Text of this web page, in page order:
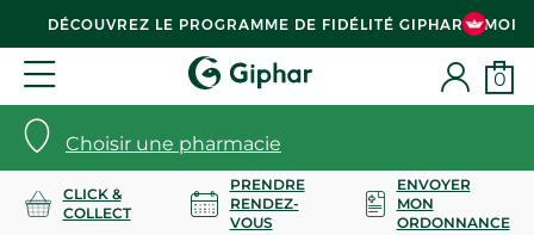
DÉCOUVREZ LE PROGRAMME DE FIDÉLITÉ GIPHAR & MOI
Choisir une pharmacie
0
CLICK &
COLLECT
PRENDRE
RENDEZ-
VOUS
ENVOYER
MON
ORDONNANCE